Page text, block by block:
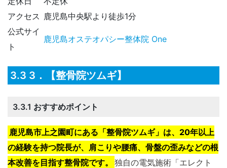
アクセス 鹿児島中央駅より徒歩1分
公式サイ
ト
鹿児島オステオパシー整体院 One
3.3 3．【整骨院ツムギ】
3.3.1 おすすめポイント
鹿児島市上之園町にある「整骨院ツムギ」は、20年以上
の経験を持つ院長が、肩こりや腰痛、骨盤の歪みなどの根
本改善を目指す整骨院です。​
独自の電気施術「エレクト